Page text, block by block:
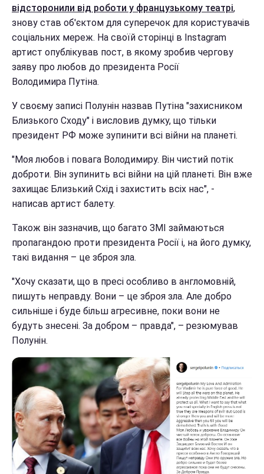
відсторонили від роботи у французькому театрі,
знову став об'єктом для суперечок для користувачів
соціальних мереж. На своїй сторінці в Instagram
артист опублікував пост, в якому зробив чергову
заяву про любов до президента Росії
Володимира Путіна.
У своєму записі Полунін назвав Путіна "захисником
Близького Сходу" і висловив думку, що тільки
президент РФ може зупинити всі війни на планеті.
"Моя любов і повага Володимиру. Він чистий потік
доброти. Він зупинить всі війни на цій планеті. Він вже
захищає Близький Схід і захистить всіх нас", -
написав артист балету.
Також він зазначив, що багато ЗМІ займаються
пропагандою проти президента Росії і, на його думку,
такі видання – це зброя зла.
"Хочу сказати, що в пресі особливо в англомовній,
пишуть неправду. Вони – це зброя зла. Але добро
сильніше і буде більш агресивне, поки вони не
будуть знесені. За добром – правда", – резюмував
Полунін.